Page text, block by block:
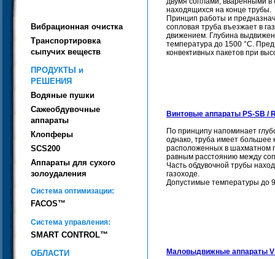
Вибрационная очистка
Транспортировка
сыпучих веществ
ПРОДУКТЫ и
РЕШЕНИЯ
Водяные пушки
Сажеобдувочные
аппараты
Клопферы
SCS200
Аппараты для сухого
золоудаления
Система оптимизации:
FACOS™
Система управления:
SMART CONTROL™
ОБЛАСТИ
находящихся на конце трубы.
Принцип работы и
сопловая труба въезжает в
движением. Глубина
температура до 1500 °С.
конвективных пакетов при
Винтовые аппараты PS-SB /
По принципу напоминает
однако, труба имеет большее
расположенных в шахматном
равным расстоянию между
Часть обдувочной трубы
газоходе.
Допустимые температуры до
Маловыдвижные аппараты V